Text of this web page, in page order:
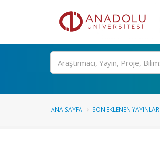
Ara
ANA SAYFA SON EKLENEN YAYINLAR